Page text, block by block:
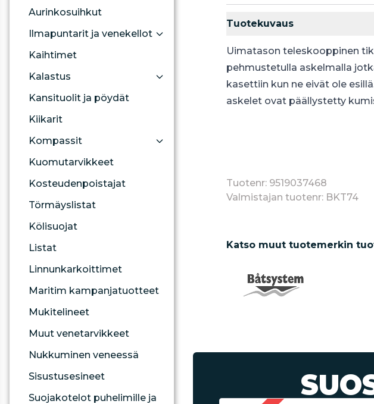
Aurinkosuihkut
Ilmapuntarit ja venekellot
Kaihtimet
Kalastus
Kansituolit ja pöydät
Kiikarit
Kompassit
Kuomutarvikkeet
Kosteudenpoistajat
Törmäyslistat
Kölisuojat
Listat
Linnunkarkoittimet
Maritim kampanjatuotteet
Mukitelineet
Muut venetarvikkeet
Nukkuminen veneessä
Sisustusesineet
Suojakotelot puhelimille ja
Tuotekuvaus
Uimatason teleskooppinen
pehmustetulla askelmalla
kasettiin kun ne eivät ole
askelet ovat päällystetty
Tuotenr: 9519037468
Valmistajan tuotenr: BKT74
Katso muut tuotemerkin